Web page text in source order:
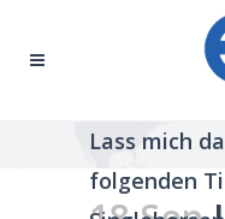
Lass mich
folgenden